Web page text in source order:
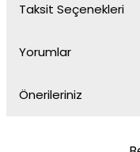
Taksit Seçenekleri
Yorumlar
Önerileriniz